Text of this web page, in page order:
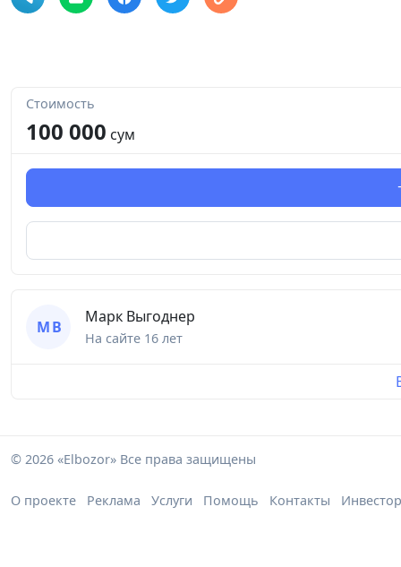
Стоимость
100 000 сум
М В
Марк Выгоднер
На сайте 16 лет
© 2026 «Elbozor» Все права защищены
О проекте Реклама Услуги Помощь Контакты